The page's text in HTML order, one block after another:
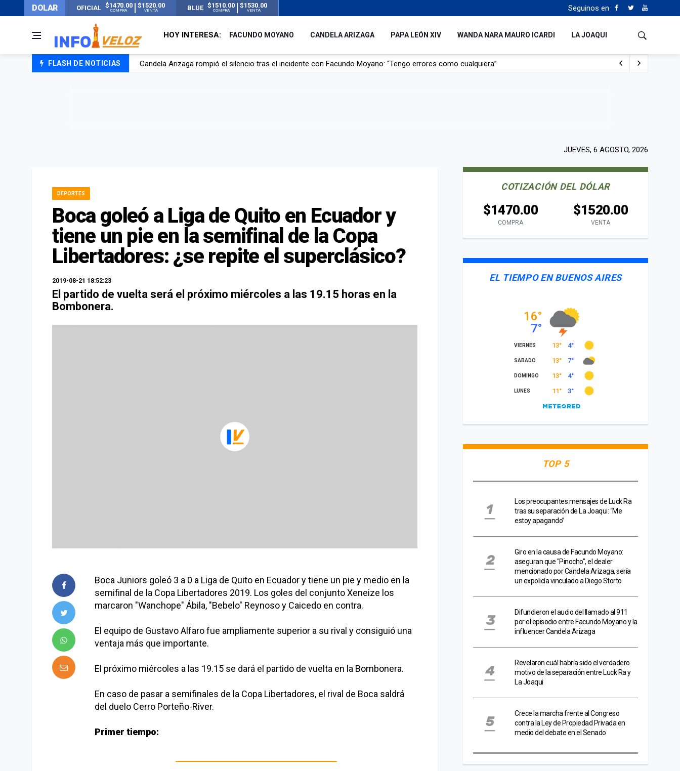
DOLAR OFICIAL $1470.00
COMPRA
$1520.00
VENTA BLUE $1510.00
COMPRA
$1530.00
VENTA Seguinos en
HOY INTERESA: FACUNDO MOYANO CANDELA ARIZAGA PAPA LEÓN XIV WANDA NARA MAURO ICARDI LA JOAQUI
FLASH DE NOTICIAS
Candela Arizaga rompió el silencio tras el incidente con Facundo Moyano: “Tengo errores como cualquiera”
JUEVES, 6 AGOSTO, 2026
DEPORTES
Boca goleó a Liga de Quito en Ecuador y
tiene un pie en la semifinal de la Copa
Libertadores: ¿se repite el superclásico?
2019-08-21 18:52:23
El partido de vuelta será el próximo miércoles a las 19.15 horas en la
Bombonera.
Boca Juniors goleó 3 a 0 a Liga de Quito en Ecuador y tiene un pie y medio en la
semifinal de la Copa Libertadores 2019. Los goles del conjunto Xeneize los
marcaron "Wanchope" Ábila, "Bebelo" Reynoso y Caicedo en contra.
El equipo de Gustavo Alfaro fue ampliamente superior a su rival y consiguió una
ventaja más que importante.
El próximo miércoles a las 19.15 se dará el partido de vuelta en la Bombonera.
En caso de pasar a semifinales de la Copa Libertadores, el rival de Boca saldrá
del duelo Cerro Porteño-River.
Primer tiempo:
COTIZACIÓN DEL DÓLAR
$1470.00
COMPRA
$1520.00
VENTA
EL TIEMPO EN BUENOS AIRES
TOP 5
Los preocupantes mensajes de Luck Ra
tras su separación de La Joaqui: “Me
estoy apagando”
Giro en la causa de Facundo Moyano:
aseguran que "Pinocho", el dealer
mencionado por Candela Arizaga, sería
un expolicía vinculado a Diego Storto
Difundieron el audio del llamado al 911
por el episodio entre Facundo Moyano y la
influencer Candela Arizaga
Revelaron cuál habría sido el verdadero
motivo de la separación entre Luck Ra y
La Joaqui
Crece la marcha frente al Congreso
contra la Ley de Propiedad Privada en
medio del debate en el Senado